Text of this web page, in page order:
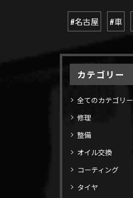
#名古屋 #車
カテゴリー
全てのカテゴリー
修理
整備
オイル交換
コーティング
タイヤ